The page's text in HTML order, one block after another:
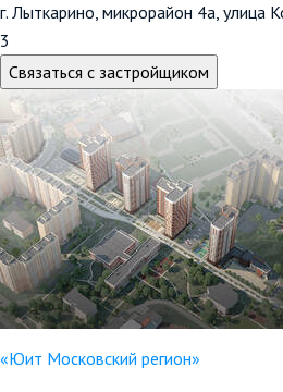
г. Лыткарино, микрорайон 4а, улица
3
Связаться с застройщиком
«Юит Московский регион»